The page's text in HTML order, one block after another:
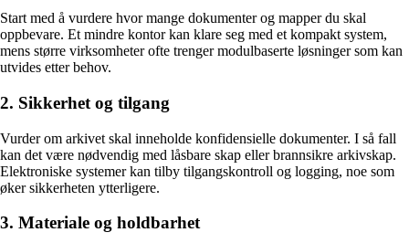
Start med å vurdere hvor mange dokumenter og mapper du skal
oppbevare. Et mindre kontor kan klare seg med et kompakt system,
mens større virksomheter ofte trenger modulbaserte løsninger som kan
utvides etter behov.
2. Sikkerhet og tilgang
Vurder om arkivet skal inneholde konfidensielle dokumenter. I så fall
kan det være nødvendig med låsbare skap eller brannsikre arkivskap.
Elektroniske systemer kan tilby tilgangskontroll og logging, noe som
øker sikkerheten ytterligere.
3. Materiale og holdbarhet